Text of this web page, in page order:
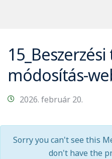
módosítás-
2026. február 20.
Sorry you can't see this
don't have the